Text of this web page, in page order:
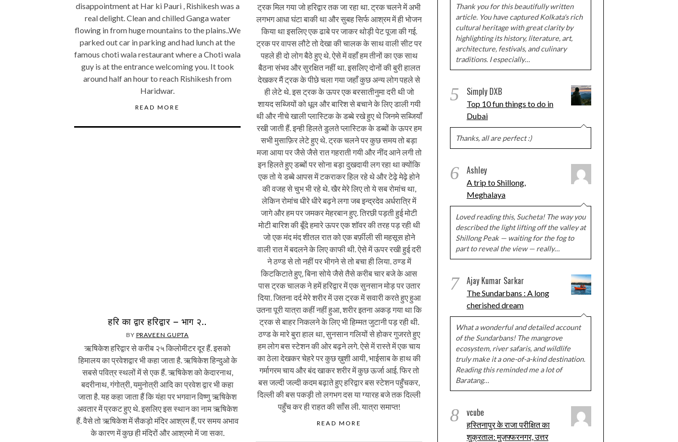
ट्रक मिल गया जो हरिद्वार तक जा रहा था. ट्रक चलने में अभी
लगभग आधा घंटा बाकी था और सुबह सिर्फ आश्रम में ही भोजन
किया था इसलिए एक ढाबे पर जाकर थोड़ी पेट पूजा की गई.
ट्रक पर वापस लौटे तो देखा की चालक के साथ वाली सीट पर
पहले ही दो लोग बैठे हुए थे. ऐसे में वहाँ हम तीनों का एक साथ
बैठना संभव और सुरक्षित नहीं था. इसलिए दोनों की बुरी हालत
देखकर मैं ट्रक के पीछे चला गया जहाँ कुछ अन्य लोग पहले से
ही लेटे थे. इस ट्रक के ऊपर एक बरसातीनुमा दरी थी जो
शायद सब्जियों को धूल और बारिश से बचाने के लिए डाली गयी
थी और नीचे खाली प्लास्टिक के डब्बे रखे हुए थे जिनमे सब्जियाँ
रखी जाती हैं. इन्ही हिलते डुलते प्लास्टिक के डब्बों के ऊपर हम
सभी मुसाफ़िर लेटे हुए थे. ट्रक चलने पर कुछ समय तो बड़ा
मजा आया पर जैसे जैसे रात गहराती गयी और नींद आने लगी तो
इन हिलते हुए डब्बों पर सोना बड़ा दुखदायी लग रहा था क्योंकि
एक तो ये डब्बे आपस में टकराकर हिल रहे थे और टेढ़े मेढ़े होने
की वजह से चुभ भी रहे थे. खैर मेरे लिए तो ये सब रोमांच था,
लेकिन रोमांच धीरे धीरे बढ़ने लगा जब इन्द्रदेव अर्धरात्रि में
जागे और हम पर जमकर मेहरबान हुए. तिरछी पड़ती हुई मोटी
मोटी बारिश की बूँदे हमारे ऊपर एक शॉवर की तरह पड़ रही थी
जो एक मंद मंद शीतल रात को एक बर्फ़ीली सी महसूस होने
वाली रात में बदलने के लिए काफी थी. ऐसे में ऊपर रखी हुई दरी
ने ठण्ड से तो नहीं पर भीगने से तो बचा ही लिया. ठण्ड में
किटकिटाते हुए, बिना सोये जैसे तैसे करीब चार बजे के आस
पास ट्रक चालक ने हमें हरिद्वार में एक सुनसान मोड़ पर उतार
दिया. जितना दर्द मेरे शरीर में उस ट्रक में सवारी करते हुए हुआ
उतना पूरी यात्रा कहीं नहीं हुआ, शरीर इतना अकड़ गया था कि
ट्रक से बाहर निकलने के लिए भी हिम्मत जुटानी पड़ रही थी.
ठण्ड के मारे बुरा हाल था, सुनसान गलियों से होकर गुजरते हुए
हम लोग बस स्टेशन की ओर बढ़ने लगे. ऐसे में रास्ते में एक चाय
का ठेला देखकर चेहरे पर कुछ ख़ुशी आयी, भाईसाब के हाथ की
गर्मागरम चाय और बंद खाकर शरीर में कुछ ऊर्जा आई. फिर तो
बस जल्दी जल्दी कदम बढ़ाते हुए हरिद्वार बस स्टेशन पहुँचकर,
दिल्ली की बस पकड़ी तो लगभग दस या ग्यारह बजे तक दिल्ली
पहुँच कर ही राहत की साँस ली. यात्रा समाप्त!
READ MORE
disappointment at Har ki Pauri , Rishikesh was a
real delight. Clean and chilled Ganga water
flowing in from huge mountains to the plains..We
parked out car in parking and had lunch at the
famous choti wala restaurant where a Choti wala
guy is at the entrance welcoming you. It took
around half an hour to reach Rishikesh from
Haridwar.
READ MORE
हरि का द्वार हरिद्वार – भाग २..
BY PRAVEEN GUPTA
ऋषिकेश हरिद्वार से करीब २५ किलोमीटर दूर हैं. इसको
हिमालय का प्रवेशद्वार भी कहा जाता है. ऋषिकेश हिन्दुओ के
सबसे पवित्र स्थलों में से एक हैं. ऋषिकेश को केदारनाथ,
बदरीनाथ, गंगोत्री, यमुनोत्री आदि का प्रवेश द्वार भी कहा
जाता है. यह कहा जाता हैं कि यंहा पर भगवान विष्णु ऋषिकेश
अवतार में प्रकट हुए थे. इसलिए इस स्थान का नाम ऋषिकेश
हैं. वैसे तो ऋषिकेश में सैकड़ो मंदिर आश्रम हैं, पर समय अभाव
के कारण में कुछ ही मंदिरों और आश्रमो में जा सका.
Thank you for this beautifully written
article. You have captured Kolkata's rich
cultural heritage with great clarity by
highlighting its history, literature, art,
architecture, festivals, and culinary
traditions. I especially…
5 Simply DXB
Top 10 fun things to do in
Dubai
Thanks, all are perfect :)
6 Ashley
A trip to Shillong,
Meghalaya
Loved reading this, Sucheta! The way you
described the light lifting off the valley at
Shillong Peak — waiting for the fog to
part to reveal the view — really…
7 Ajay Kumar Sarkar
The Sundarbans : A long
cherished dream
What a wonderful and detailed account
of the Sundarbans! The mangrove
ecosystem, river safaris, and wildlife
truly make it a one-of-a-kind destination.
Reading this reminded me a lot of
Baratang…
8 vcube
हस्तिनापुर के राजा परीक्षित का
शुक्रताल: मुज़फ्फरनगर, उत्तर